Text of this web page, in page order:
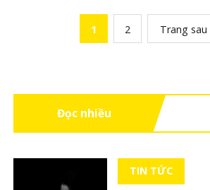
1 2 Trang sau
Đọc nhiều
TIN TỨC